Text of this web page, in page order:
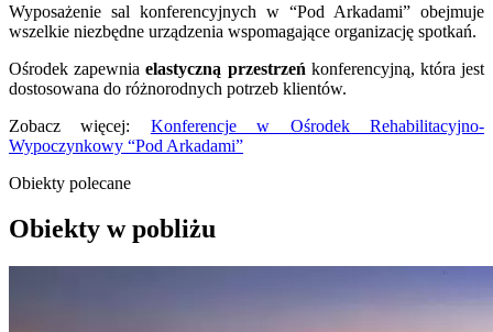
Wyposażenie sal konferencyjnych w “Pod Arkadami” obejmuje
wszelkie niezbędne urządzenia wspomagające organizację spotkań.
Ośrodek zapewniaelastyczną przestrzeń konferencyjną, która jest
dostosowana do różnorodnych potrzeb klientów.
Zobacz więcej: Konferencje w Ośrodek Rehabilitacyjno-
Wypoczynkowy “Pod Arkadami”
Obiekty polecane
Obiekty w pobliżu